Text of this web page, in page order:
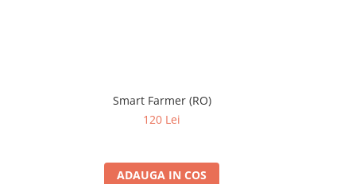
Smart Farmer (RO)
120 Lei
ADAUGA IN COS